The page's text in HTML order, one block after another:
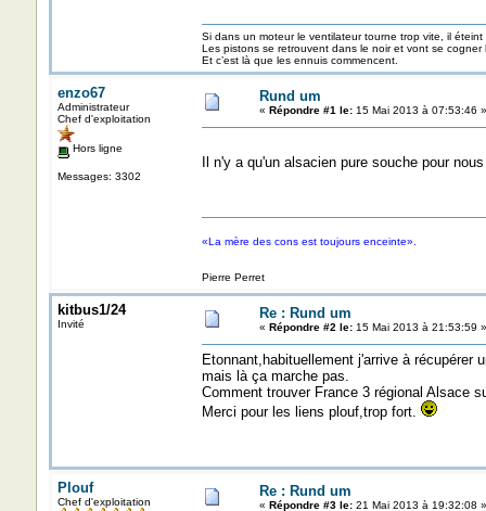
Si dans un moteur le ventilateur tourne trop vite, il éteint
Les pistons se retrouvent dans le noir et vont se
Et c’est là que les ennuis commencent.
enzo67
Administrateur
Chef d'exploitation
Hors ligne
Messages: 3302
Rund um
« Répondre #1 le:15 Mai 2013 à 07:53:46 »
Il n'y a qu'un alsacien pure souche pour
«La mère des cons est toujours enceinte».
Pierre Perret
kitbus1/24
Invité
Re : Rund um
« Répondre #2 le:15 Mai 2013 à 21:53:59 »
Etonnant,habituellement j'arrive à récupérer
mais là ça marche pas.
Comment trouver France 3 régional Alsace
Merci pour les liens plouf,trop fort.
Plouf
Chef d'exploitation
Re : Rund um
« Répondre #3 le:21 Mai 2013 à 19:32:08 »